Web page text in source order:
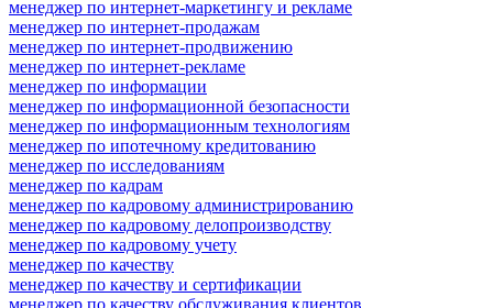
менеджер по интернет-маркетингу и рекламе
менеджер по интернет-продажам
менеджер по интернет-продвижению
менеджер по интернет-рекламе
менеджер по информации
менеджер по информационной безопасности
менеджер по информационным технологиям
менеджер по ипотечному кредитованию
менеджер по исследованиям
менеджер по кадрам
менеджер по кадровому администрированию
менеджер по кадровому делопроизводству
менеджер по кадровому учету
менеджер по качеству
менеджер по качеству и сертификации
менеджер по качеству обслуживания клиентов